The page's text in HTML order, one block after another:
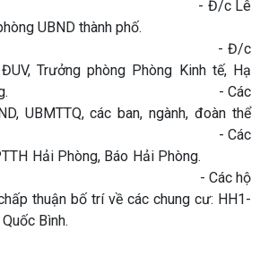
c Lê
phòng UBND thành phố.
c
Trưởng phòng Phòng Kinh tế, Hạ
thị phường. - Các
UBMTTQ, các ban, ngành, đoàn thể
- Các
Hải Phòng, Báo Hải Phòng.
hộ
thuận bố trí về các chung cư: HH1-
Bình.